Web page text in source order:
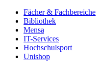
Fächer & Fachbereiche
Bibliothek
Mensa
IT-Services
Hochschulsport
Unishop